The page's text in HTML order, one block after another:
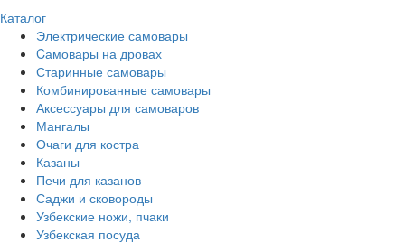
Каталог
Электрические самовары
Cамовары на дровах
Старинные самовары
Комбинированные самовары
Аксессуары для самоваров
Мангалы
Очаги для костра
Казаны
Печи для казанов
Саджи и сковороды
Узбекские ножи, пчаки
Узбекская посуда